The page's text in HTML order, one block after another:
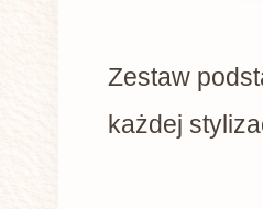
Zestaw
każdej